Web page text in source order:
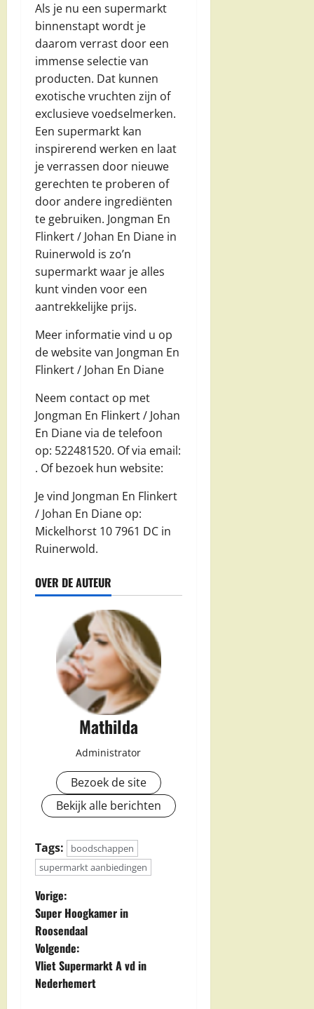
Als je nu een supermarkt
binnenstapt wordt je
daarom verrast door een
immense selectie van
producten. Dat kunnen
exotische vruchten zijn of
exclusieve voedselmerken.
Een supermarkt kan
inspirerend werken en laat
je verrassen door nieuwe
gerechten te proberen of
door andere ingrediënten
te gebruiken. Jongman En
Flinkert / Johan En Diane in
Ruinerwold is zo’n
supermarkt waar je alles
kunt vinden voor een
aantrekkelijke prijs.
Meer informatie vind u op
de website van Jongman En
Flinkert / Johan En Diane
Neem contact op met
Jongman En Flinkert / Johan
En Diane via de telefoon
op: 522481520. Of via email:
. Of bezoek hun website:
Je vind Jongman En Flinkert
/ Johan En Diane op:
Mickelhorst 10 7961 DC in
Ruinerwold.
OVER DE AUTEUR
Mathilda
Administrator
Bezoek de site
Bekijk alle berichten
Tags:
boodschappen
supermarkt aanbiedingen
B
e
r
i
Vorige:
Super Hoogkamer in
Roosendaal
Volgende:
Vliet Supermarkt A vd in
Nederhemert